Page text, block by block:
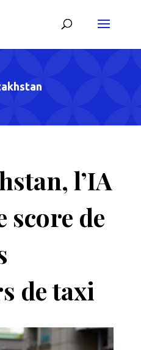
l’IA
score de
de taxi